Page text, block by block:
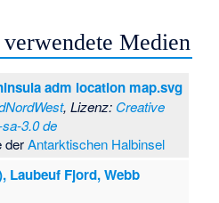
Medien
adm location map.svg
, Lizenz: Creative
3.0 de
derAntarktischen Halbinsel
Laubeuf Fjord, Webb